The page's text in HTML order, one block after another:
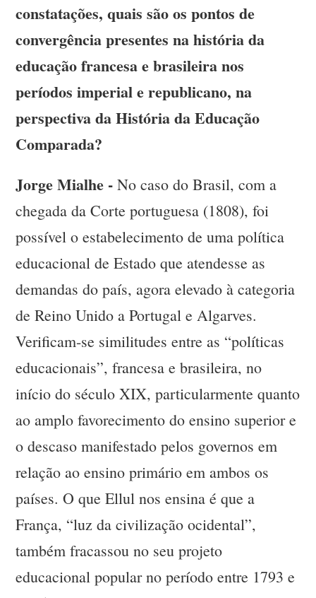
constatações, quais são os pontos de
convergência presentes na história da
educação francesa e brasileira nos
períodos imperial e republicano, na
perspectiva da História da Educação
Comparada?
Jorge Mialhe - No caso do Brasil, com a
chegada da Corte portuguesa (1808), foi
possível o estabelecimento de uma política
educacional de Estado que atendesse as
demandas do país, agora elevado à categoria
de Reino Unido a Portugal e Algarves.
Verificam-se similitudes entre as “políticas
educacionais”, francesa e brasileira, no
início do século XIX, particularmente quanto
ao amplo favorecimento do ensino superior e
o descaso manifestado pelos governos em
relação ao ensino primário em ambos os
países. O que Ellul nos ensina é que a
França, “luz da civilização ocidental”,
também fracassou no seu projeto
educacional popular no período entre 1793 e